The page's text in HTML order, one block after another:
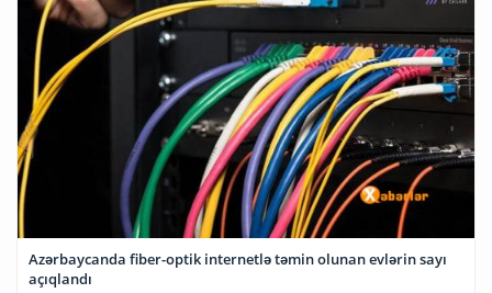
Azərbaycanda fiber-optik internetlə təmin olunan evlərin sayı
açıqlandı